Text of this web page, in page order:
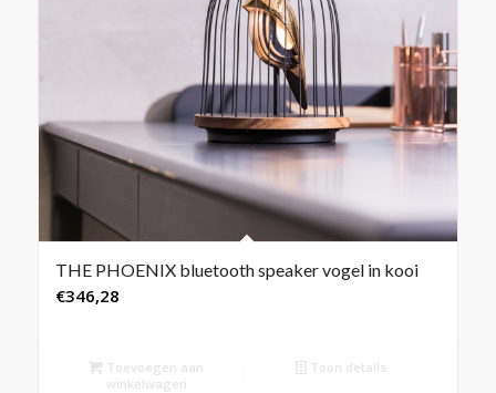
THE PHOENIX bluetooth speaker vogel in kooi
€346,28
Toevoegen aan
winkelwagen
Toon details